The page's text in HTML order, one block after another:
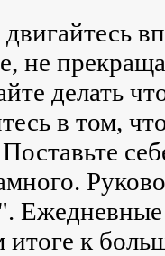
двигайтесь
не
делать
в том,
итоге к